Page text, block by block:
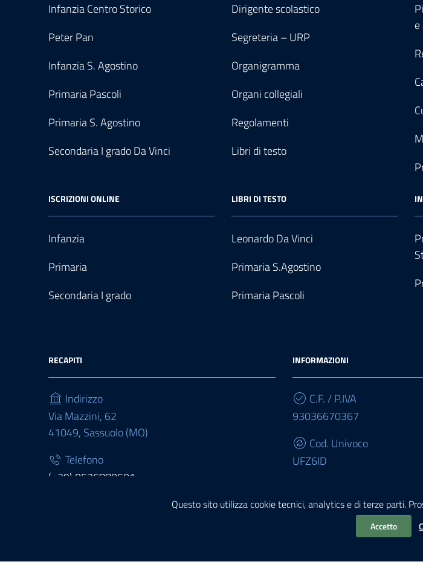
Questo sito utilizza cookie tecnici, analytics e di terze parti.
Accetto
Infanzia Centro Storico
Peter Pan
Infanzia S. Agostino
Primaria Pascoli
Primaria S. Agostino
Secondaria I grado Da Vinci
Dirigente scolastico
Segreteria – URP
Organigramma
Organi collegiali
Regolamenti
Libri di testo
ISCRIZIONI ONLINE
Infanzia
Primaria
Secondaria I grado
LIBRI DI TESTO
Leonardo Da Vinci
Primaria S.Agostino
Primaria Pascoli
RECAPITI
Indirizzo
Via Mazzini, 62
41049, Sassuolo (MO)
Telefono
(+39) 0536880501
INFORMAZIONI
C.F. / P.IVA
93036670367
Cod. Univoco
UFZ6ID